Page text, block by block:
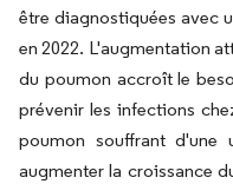
être diagnostiquées avec
en 2022. L'augmentation
du poumon accroît le
prévenir les infections
poumon souffrant d'une
augmenter la croissance